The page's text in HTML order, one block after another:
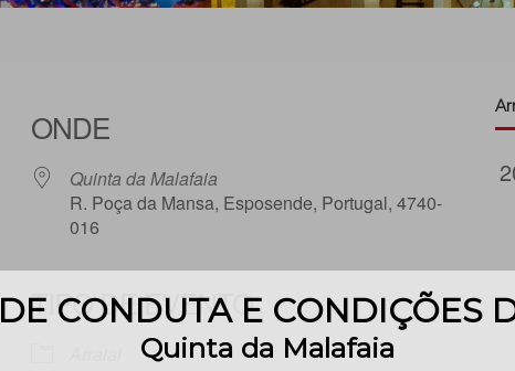
iCalendar Office 365
ONDE
Quinta da Malafaia
R. Poça da Mansa, Esposende, Portugal, 4740-
016
TIPO DE EVENTO
CONDUTA E CONDIÇÕES
Quinta da Malafaia